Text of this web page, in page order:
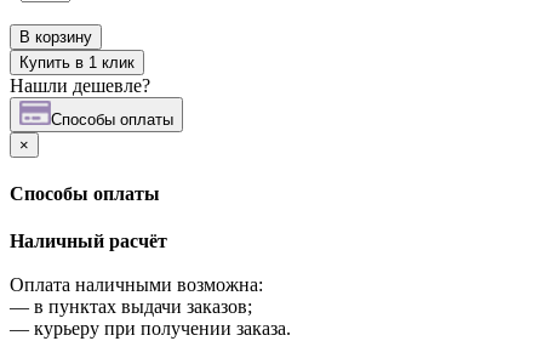
В корзину
Купить в 1 клик
Нашли дешевле?
Cпособы оплаты
×
Cпособы оплаты
Наличный расчёт
Оплата наличными возможна:
— в пунктах выдачи заказов;
— курьеру при получении заказа.